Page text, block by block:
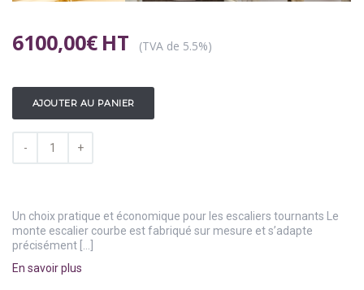
6100,00€ HT (TVA de 5.5%)
AJOUTER AU PANIER
Un choix pratique et économique pour les escaliers tournants Le
monte escalier courbe est fabriqué sur mesure et s’adapte
précisément […]
En savoir plus